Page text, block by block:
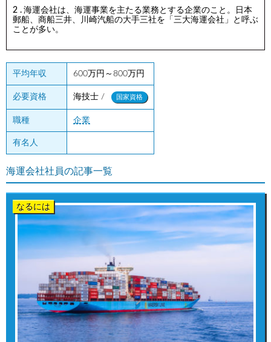
海運会社は、海運事業を主たる業務とする企業のこと。日本
郵船、商船三井、川崎汽船の大手三社を「三大海運会社」と呼ぶ
ことが多い。
平均年収 600万円～800万円
必要資格 海技士 / 国家資格
職種 企業
有名人
海運会社社員の記事一覧
なるには